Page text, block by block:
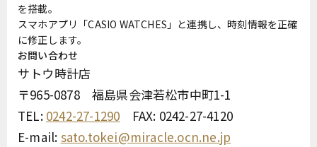
を搭載。
スマホアプリ「CASIO WATCHES」と連携し、時刻情報を正確
に修正します。
お問い合わせ
サトウ時計店
〒965-0878 福島県会津若松市中町1-1
TEL: 0242-27-1290 FAX: 0242-27-4120
E-mail: sato.tokei@miracle.ocn.ne.jp